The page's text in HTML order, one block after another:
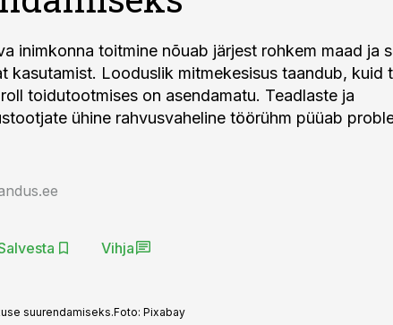
inimkonna toitmine nõuab järjest rohkem maad ja
kasutamist. Looduslik mitmekesisus taandub, kuid
toidutootmises on asendamatu. Teadlaste ja
ühine rahvusvaheline töörühm püüab
Vihja
suurendamiseks.Foto: Pixabay